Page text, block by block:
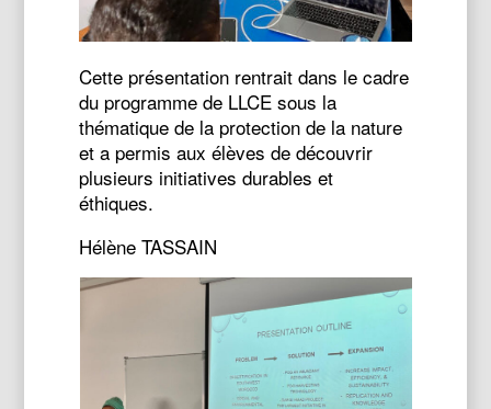
Cette présentation rentrait dans le cadre
du programme de LLCE sous la
thématique de la protection de la nature
et a permis aux élèves de découvrir
plusieurs initiatives durables et
éthiques.
Hélène TASSAIN